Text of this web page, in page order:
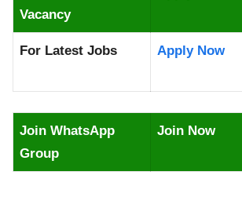
Vacancy
For Latest Jobs Apply Now
Join WhatsApp
Group
Join Now